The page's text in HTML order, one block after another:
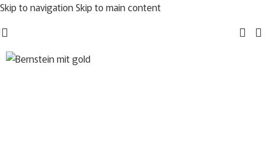
Skip to navigationSkip to main content